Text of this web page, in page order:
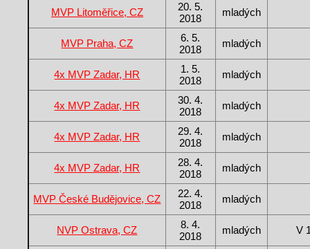
MVP Litoměřice, CZ
20. 5.
2018
mladých
MVP Praha, CZ
6. 5.
2018
mladých
4x MVP Zadar, HR
1. 5.
2018
mladých
4x MVP Zadar, HR
30. 4.
2018
mladých
4x MVP Zadar, HR
29. 4.
2018
mladých
4x MVP Zadar, HR
28. 4.
2018
mladých
MVP České Budějovice, CZ
22. 4.
2018
mladých
NVP Ostrava, CZ
8. 4.
2018
mladých V